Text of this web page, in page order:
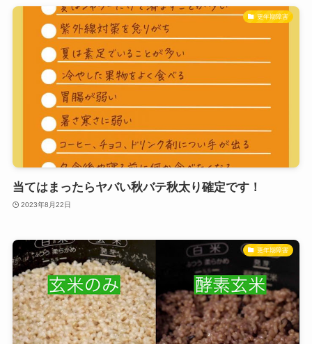
更年期障害
当てはまったらヤバい秋バテ秋太り確定です！
2023年8月22日
更年期障害